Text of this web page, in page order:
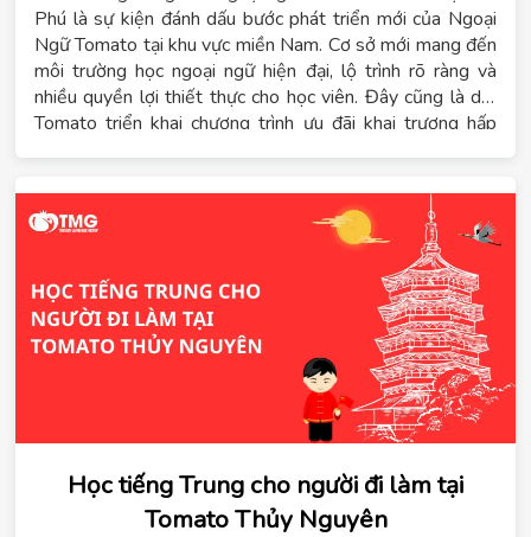
Phú là sự kiện đánh dấu bước phát triển mới của Ngoại
Ngữ Tomato tại khu vực miền Nam. Cơ sở mới mang đến
môi trường học ngoại ngữ hiện đại, lộ trình rõ ràng và
nhiều quyền lợi thiết thực cho học viên. Đây cũng là dịp
Tomato triển khai chương trình ưu đãi khai trương hấp
tiếng Đức và tiếng Anh tại TPHCM ngày càng tăng, việc
Tomato mở cơ sở tại Tân Phú giúp học sinh, sinh viên,
phụ huynh và người đi làm có thêm lựa chọn học tập
thuận tiện hơn. Không chỉ tập trung vào giảng dạy,
Tomato còn xây dựng hệ sinh thái học tập gắn với định
hướng du học và phát triển năng lực ngoại ngữ lâu dài.
Học tiếng Trung cho người đi làm tại
Tomato Thủy Nguyên